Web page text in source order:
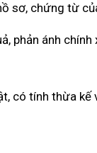
sơ, chứng từ
phản ánh
có tính thừa